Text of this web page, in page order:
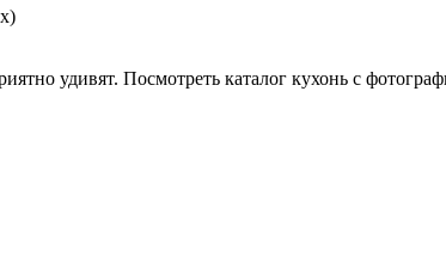
удивят. Посмотреть каталог кухонь с